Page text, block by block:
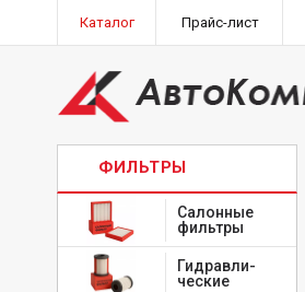
Каталог Прайс-лист
ФИЛЬТРЫ
Салонные
фильтры
Гидравли-
ческие